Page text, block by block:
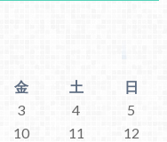
金 土
日
3 4
5
10 11
12